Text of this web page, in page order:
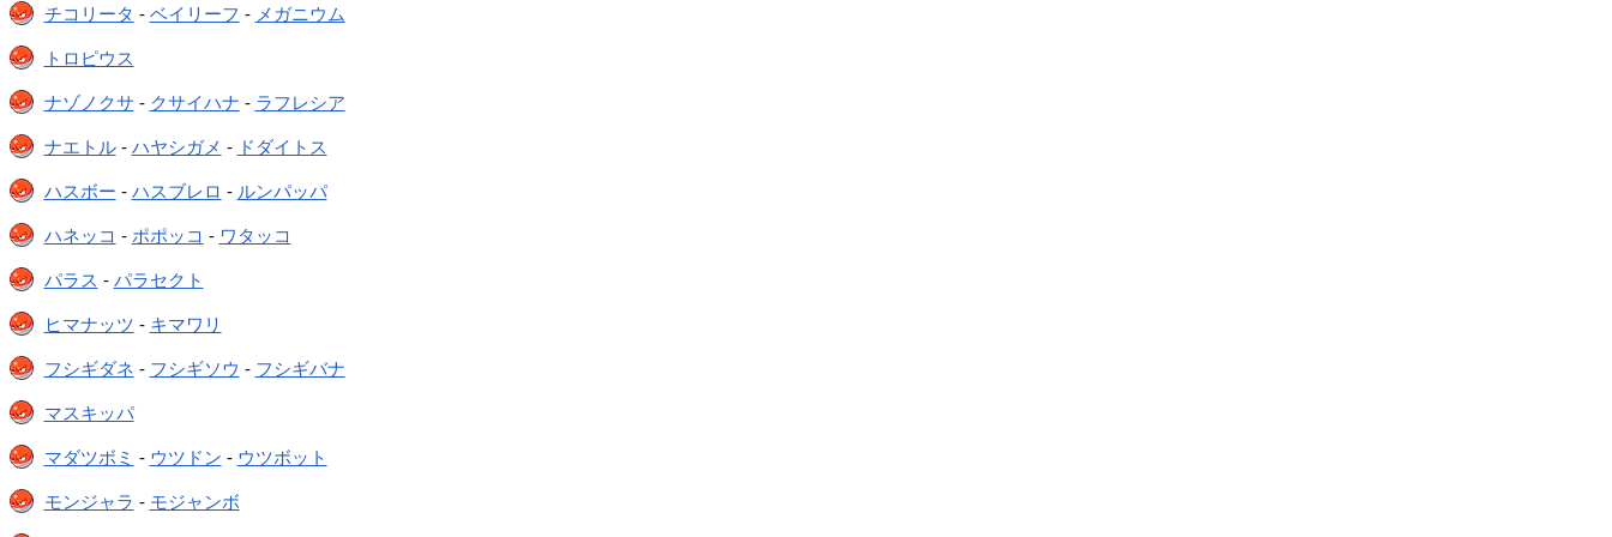
チコリータ - ベイリーフ - メガニウム
トロピウス
ナゾノクサ - クサイハナ - ラフレシア
ナエトル- ハヤシガメ - ドダイトス
ハスボー - ハスブレロ - ルンパッパ
ハネッコ - ポポッコ - ワタッコ
パラス - パラセクト
ヒマナッツ - キマワリ
フシギダネ - フシギソウ - フシギバナ
マスキッパ
マダツボミ - ウツドン - ウツボット
モンジャラ - モジャンボ